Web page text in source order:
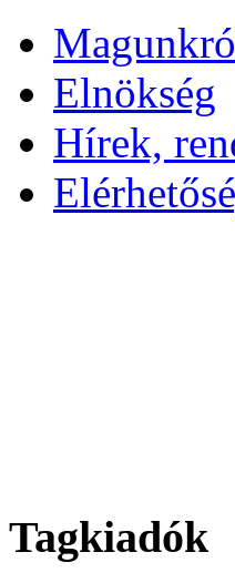
Elnökség
Hírek,
Tagkiadók